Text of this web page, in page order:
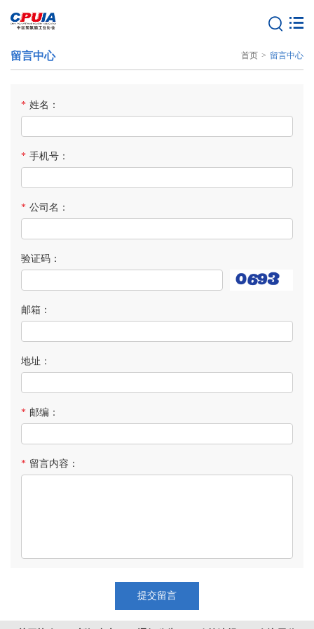
留言中心 首页 > 留言中心
* 姓名：
* 手机号：
* 公司名：
验证码：
邮箱：
地址：
* 邮编：
* 留言内容：
提交留言